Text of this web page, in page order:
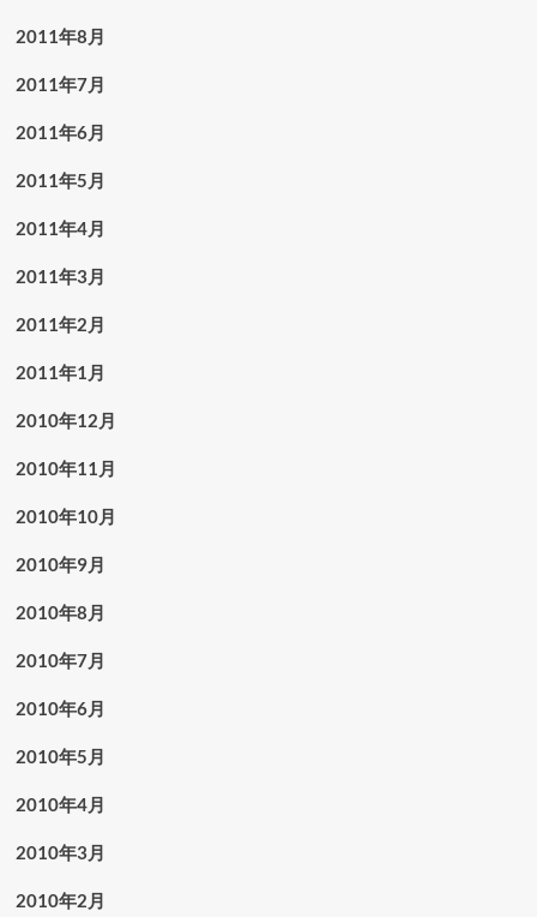
2011年8月
2011年7月
2011年6月
2011年5月
2011年4月
2011年3月
2011年2月
2011年1月
2010年12月
2010年11月
2010年10月
2010年9月
2010年8月
2010年7月
2010年6月
2010年5月
2010年4月
2010年3月
2010年2月